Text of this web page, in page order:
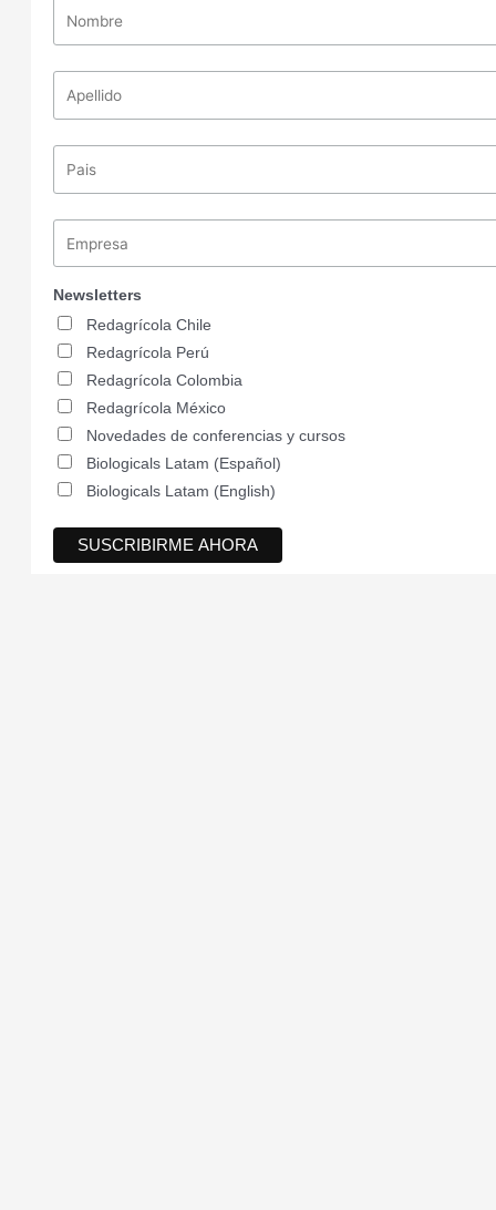
Newsletters
Redagrícola Chile
Redagrícola Perú
Redagrícola Colombia
Redagrícola México
Novedades de conferencias y cursos
Biologicals Latam (Español)
Biologicals Latam (English)